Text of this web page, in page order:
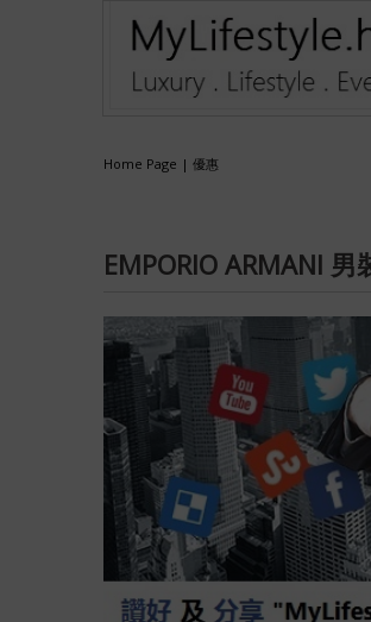
Home Page | 優惠
EMPORIO ARMANI